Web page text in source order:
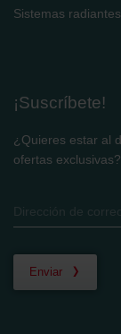
Sistemas radiantes
¡Suscríbete!
¿Quieres estar al
ofertas
Enviar